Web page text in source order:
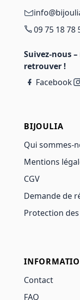
09 75 18 78
Suivez-nous
retrouver !
Facebook
BIJOULIA
Qui sommes-
Mentions
CGV
Demande de
Protection
Contact
FAQ